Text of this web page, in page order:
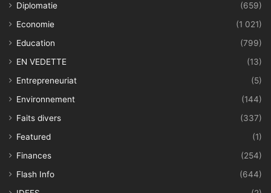
Diplomatie
(659)
Economie
(1 021)
Education
(799)
EN VEDETTE
(13)
Entrepreneuriat
(5)
Environnement
(144)
Faits divers
(337)
Featured
(1)
Finances
(254)
Flash Info
(644)